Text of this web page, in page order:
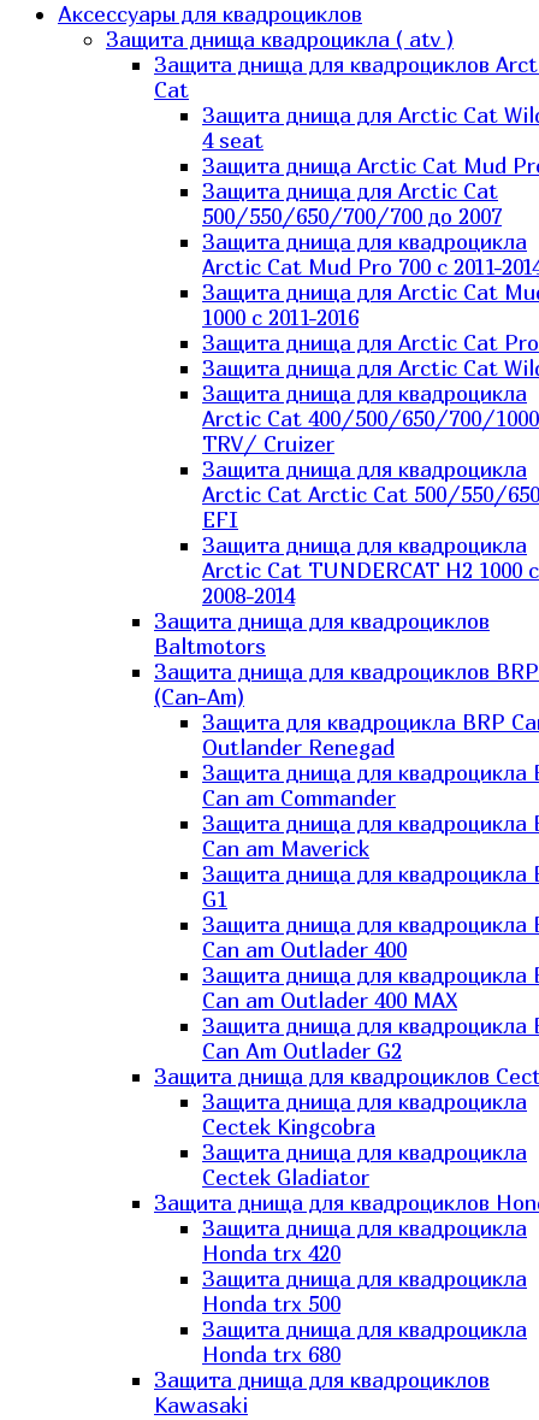
Аксессуары для квадроциклов
Защита днища квадроцикла ( atv )
Защита днища для квадроциклов
Cat
Защита днища для Arctic Cat
4 seat
Защита днища Arctic Cat Mud
Защита днища для Arctic Cat
500/550/650/700/700 до 2007
Защита днища для квадроцикла
Arctic Cat Mud Pro 700 с 2011-
Защита днища для Arctic Cat
1000 c 2011-2016
Защита днища для Arctic Cat
Защита днища для Arctic Cat
Защита днища для квадроцикла
Arctic Cat 400/500/650/700/1000
TRV/ Cruizer
Защита днища для квадроцикла
Arctic Cat Arctic Cat 500/550/
EFI
Защита днища для квадроцикла
Arctic Cat TUNDERCAT H2 1000 c
2008-2014
Защита днища для квадроциклов
Baltmotors
Защита днища для квадроциклов BRP
(Can-Am)
Защита для квадроцикла BRP
Outlander Renegad
Защита днища для квадроцикла
Can am Commander
Защита днища для квадроцикла
Can am Maverick
Защита днища для квадроцикла
G1
Защита днища для квадроцикла
Can am Outlader 400
Защита днища для квадроцикла
Can am Outlader 400 MAX
Защита днища для квадроцикла
Can Аm Outlader G2
Защита днища для квадроциклов
Защита днища для квадроцикла
Cectek Kingcobra
Защита днища для квадроцикла
Cectek Gladiator
Защита днища для квадроциклов
Защита днища для квадроцикла
Honda trx 420
Защита днища для квадроцикла
Honda trx 500
Защита днища для квадроцикла
Honda trx 680
Защита днища для квадроциклов
Kawasaki